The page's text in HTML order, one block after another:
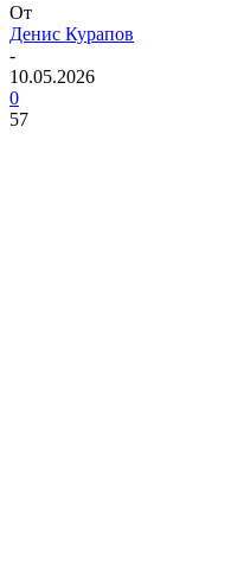
От
Денис Курапов
-
10.05.2026
0
57